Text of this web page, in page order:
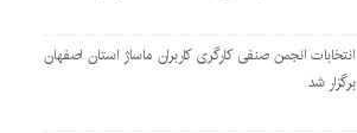
انتخابات انجمن صنفی کارگری کاربران ماساژ استان اصفهان
برگزار شد